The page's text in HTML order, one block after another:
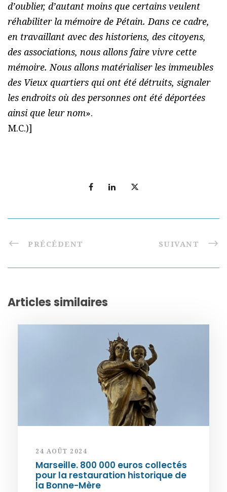
d’oublier, d’autant moins que certains veulent
réhabiliter la mémoire de Pétain. Dans ce cadre,
en travaillant avec des historiens, des citoyens,
des associations, nous allons faire vivre cette
mémoire. Nous allons matérialiser les immeubles
des Vieux quartiers qui ont été détruits, signaler
les endroits où des personnes ont été déportées
ainsi que leur nom».
M.C.)]
PRÉCÉDENT SUIVANT
Articles similaires
24 AOÛT 2024
Marseille. 800 000 euros collectés
pour la restauration historique de
la Bonne-Mère